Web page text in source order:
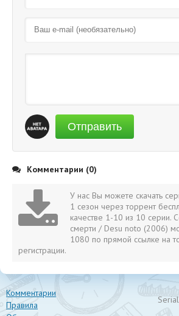
Отправить
Комментарии (0)
У нас Вы можете скачать
1 сезон через торрент
качестве 1-10 из 10 серии.
смерти / Desu noto (2006)
1080 по прямой ссылке на
регистрации.
Комментарии
Правила